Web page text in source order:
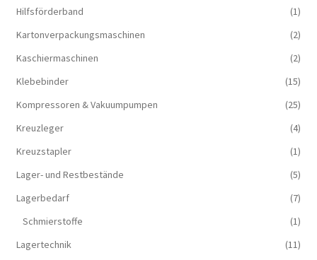
Hilfsförderband
(1)
Kartonverpackungsmaschinen
(2)
Kaschiermaschinen
(2)
Klebebinder
(15)
Kompressoren & Vakuum­pumpen
(25)
Kreuzleger
(4)
Kreuzstapler
(1)
Lager- und Restbestände
(5)
Lagerbedarf
(7)
Schmierstoffe
(1)
Lagertechnik
(11)